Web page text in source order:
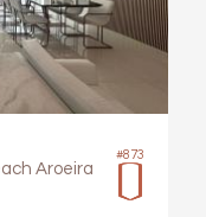
#873
Aroeira